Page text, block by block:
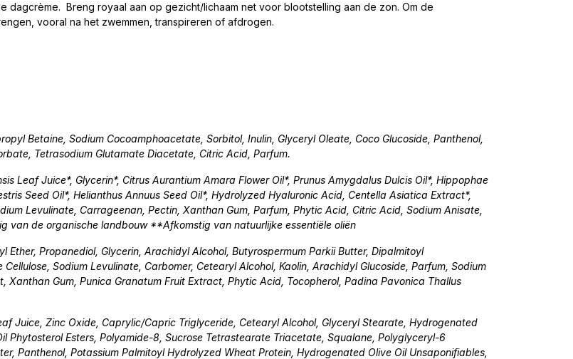
dagcrème. Breng royaal aan op gezicht/lichaam net voor blootstelling aan de zon. Om de
vooral na het zwemmen, transpireren of afdrogen.
Betaine, Sodium Cocoamphoacetate, Sorbitol, Inulin, Glyceryl Oleate, Coco Glucoside, Panthenol,
Tetrasodium Glutamate Diacetate, Citric Acid, Parfum.
Leaf Juice*, Glycerin*, Citrus Aurantium Amara Flower Oil*, Prunus Amygdalus Dulcis Oil*, Hippophae
Seed Oil*, Helianthus Annuus Seed Oil*, Hydrolyzed Hyaluronic Acid, Centella Asiatica Extract*,
Levulinate, Carrageenan, Pectin, Xanthan Gum, Parfum, Phytic Acid, Citric Acid, Sodium Anisate,
van de organische landbouw **Afkomstig van natuurlijke essentiële oliën
Ether, Propanediol, Glycerin, Arachidyl Alcohol, Butyrospermum Parkii Butter, Dipalmitoyl
Sodium Levulinate, Carbomer, Cetearyl Alcohol, Kaolin, Arachidyl Glucoside, Parfum, Sodium
Gum, Punica Granatum Fruit Extract, Phytic Acid, Tocopherol, Padina Pavonica Thallus
Juice, Zinc Oxide, Caprylic/Capric Triglyceride, Cetearyl Alcohol, Glyceryl Stearate, Hydrogenated
Phytosterol Esters, Polyamide-8, Sucrose Tetrastearate Triacetate, Squalane, Polyglyceryl-6
Panthenol, Potassium Palmitoyl Hydrolyzed Wheat Protein, Hydrogenated Olive Oil Unsaponifiables,